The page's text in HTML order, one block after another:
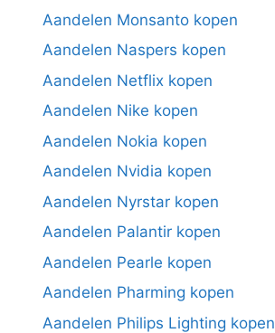
Aandelen Monsanto kopen
Aandelen Naspers kopen
Aandelen Netflix kopen
Aandelen Nike kopen
Aandelen Nokia kopen
Aandelen Nvidia kopen
Aandelen Nyrstar kopen
Aandelen Palantir kopen
Aandelen Pearle kopen
Aandelen Pharming kopen
Aandelen Philips Lighting kopen